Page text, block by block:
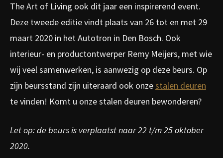
The Art of Living ook dit jaar een inspirerend event.
Deze tweede editie vindt plaats van 26 tot en met 29
maart 2020 in het Autotron in Den Bosch. Ook
interieur- en productontwerper Remy Meijers, met wie
wij veel samenwerken, is aanwezig op deze beurs. Op
zijn beursstand zijn uiteraard ook onzestalen deuren
te vinden! Komt u onze stalen deuren bewonderen?
Let op: de beurs is verplaatst naar 22 t/m 25 oktober
2020.